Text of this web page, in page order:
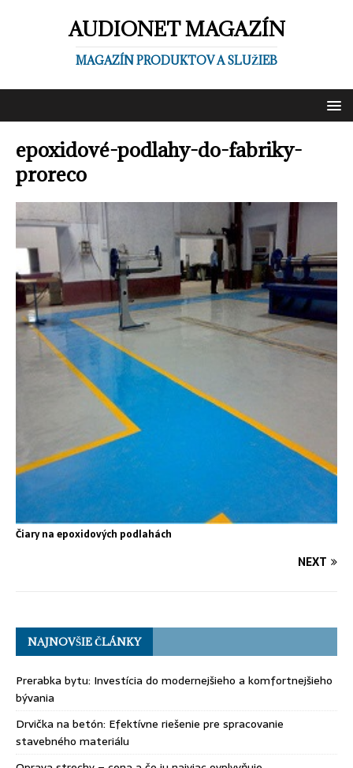
AUDIONET MAGAZÍN
MAGAZÍN PRODUKTOV A SLUŽIEB
epoxidové-podlahy-do-fabriky-
proreco
Čiary na epoxidových podlahách
NEXT
NAJNOVŠIE ČLÁNKY
Prerabka bytu: Investícia do modernejšieho a komfortnejšieho
bývania
Drvička na betón: Efektívne riešenie pre spracovanie
stavebného materiálu